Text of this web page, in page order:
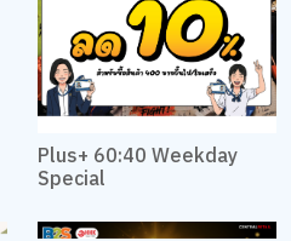
Plus+ 60:40 Weekday
Special